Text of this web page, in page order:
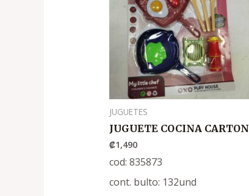
JUGUETES
JUGUETE COCINA CARTON
₡1,490
cod: 835873
cont. bulto: 132und